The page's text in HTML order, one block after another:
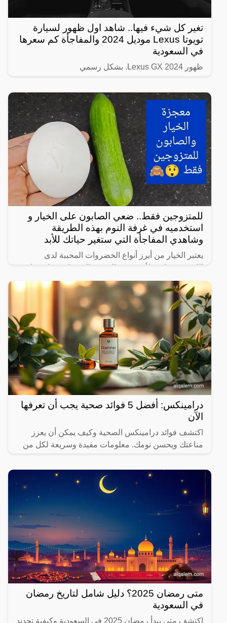
تغير كل شيء فيها.. شاهد اول ظهور لسيارة
تويوتا Lexus موديل 2024 والمفاجأة كم سعرها
في السعودية
ظهور Lexus GX 2024. بشكل رسمي
للمتزوجين فقط.. ضعي الصابون على الخيار و
استخدميه في غرفة النوم بهذه الطريقة
وشاهدي المفاجأة التي ستغير حياتك للأبد
يعتبر الخيار من أبرز أنواع الخضروات المحببة لدى
الكثيرين، خاصة لأنه شبه خالي من السعرات وطعمه لذيذ
ومنعش، وله فوائد كثيرة لأنه غني بالفيتامينات والمعادن،
كما
درامينكس: أفضل 5 فوائد صحية يجب أن تعرفها
الآن
اكتشف فوائد درامينكس الصحية وكيف يمكن أن يعزز
مناعتك ويحسن نومك. معلومات مفيدة وسريعة لكل من
متى رمضان 2025؟ دليل شامل لتاريخ رمضان
في السعودية
اكتشف متى يبدأ رمضان 2025 في السعودية وكيفية تحديد